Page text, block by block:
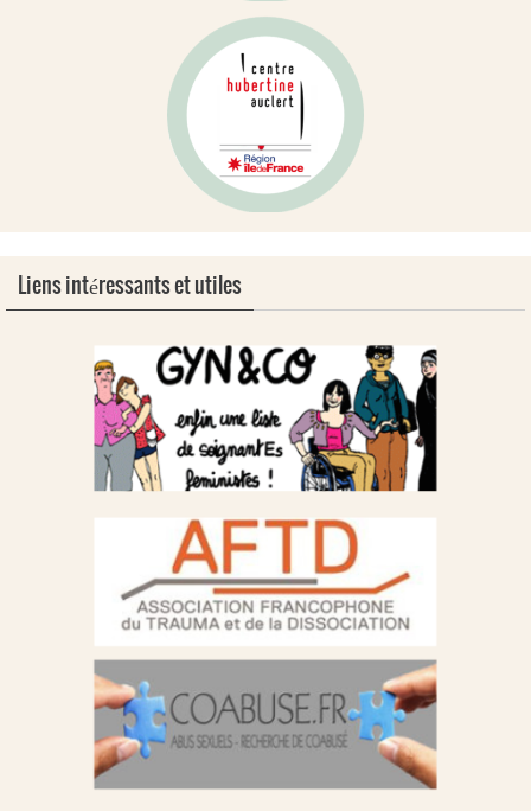
Liens intéressants et utiles